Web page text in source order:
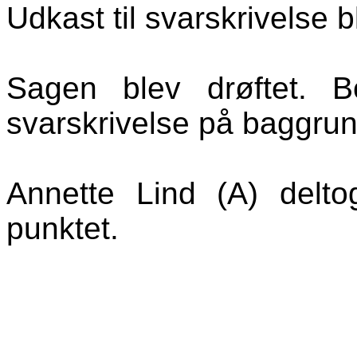
Udkast til svarskrivelse
Sagen blev drøftet.
svarskrivelse på
Annette Lind (A)
punktet.